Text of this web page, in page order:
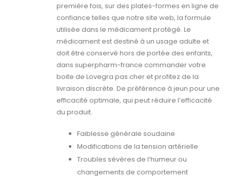
première fois, sur des plates-formes en ligne de
confiance telles que notre site web, la formule
utilisée dans le médicament protégé. Le
médicament est destiné à un usage adulte et
doit être conservé hors de portée des enfants,
dans superpharm-france commander votre
boite de Lovegra pas cher et profitez de la
livraison discrète. De préférence à jeun pour une
efficacité optimale, qui peut réduire l’efficacité
du produit.
Faiblesse générale soudaine
Modifications de la tension artérielle
Troubles sévères de l’humeur ou
changements de comportement